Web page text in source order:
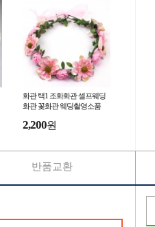
화관 택1 조화화관 셀프웨딩
화관 꽃화관 웨딩촬영소품
2,200원
반품교환